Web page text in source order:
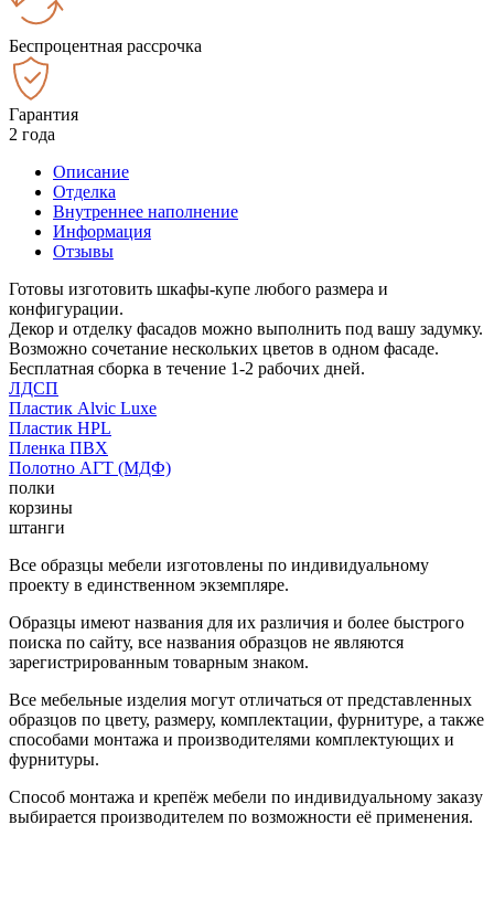
Беспроцентная рассрочка
Гарантия
2 года
Описание
Отделка
Внутреннее наполнение
Информация
Отзывы
Готовы изготовить шкафы-купе любого размера и
конфигурации.
Декор и отделку фасадов можно выполнить под вашу задумку.
Возможно сочетание нескольких цветов в одном фасаде.
Бесплатная сборка в течение 1-2 рабочих дней.
ЛДСП
Пластик Alvic Luxe
Пластик HPL
Пленка ПВХ
Полотно АГТ (МДФ)
полки
корзины
штанги
Все образцы мебели изготовлены по индивидуальному
проекту в единственном экземпляре.
Образцы имеют названия для их различия и более быстрого
поиска по сайту, все названия образцов не являются
зарегистрированным товарным знаком.
Все мебельные изделия могут отличаться от представленных
образцов по цвету, размеру, комплектации, фурнитуре, а также
способами монтажа и производителями комплектующих и
фурнитуры.
Способ монтажа и крепёж мебели по индивидуальному заказу
выбирается производителем по возможности её применения.